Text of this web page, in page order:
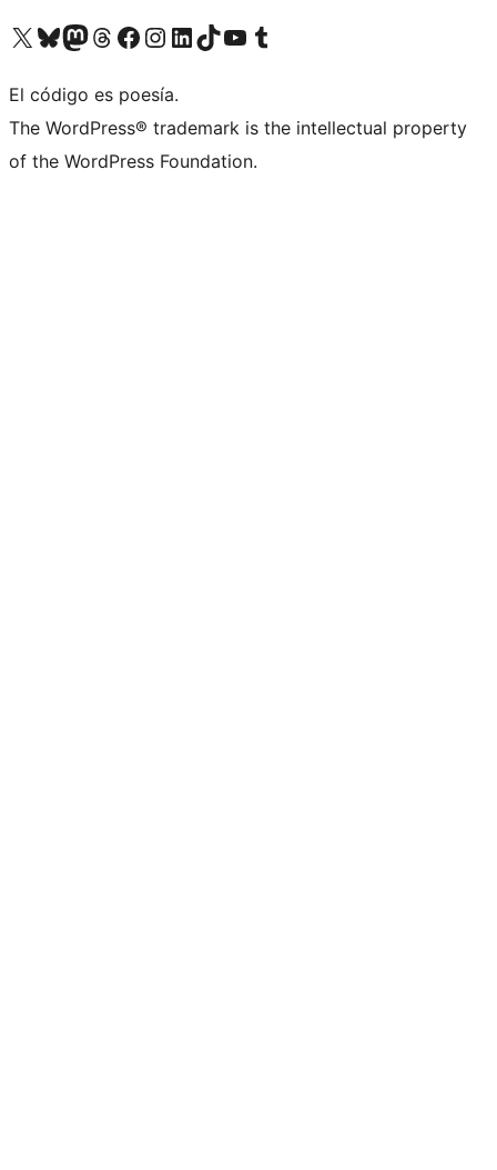
Visita nuestra cuenta de X (anteriormente Twitter)
Visita nuestra cuenta de Bluesky
Visita nuestra cuenta de Mastodon
Visita nuestra cuenta de Threads
Visita nuestra página de Facebook
Visita nuestra cuenta de Instagram
Visita nuestra cuenta de LinkedIn
Visita nuestra cuenta de TikTok
Visita nuestro canal de YouTube
Visita nuestra cuenta de Tumblr
El código es poesía.
The WordPress® trademark is the intellectual property
of the WordPress Foundation.